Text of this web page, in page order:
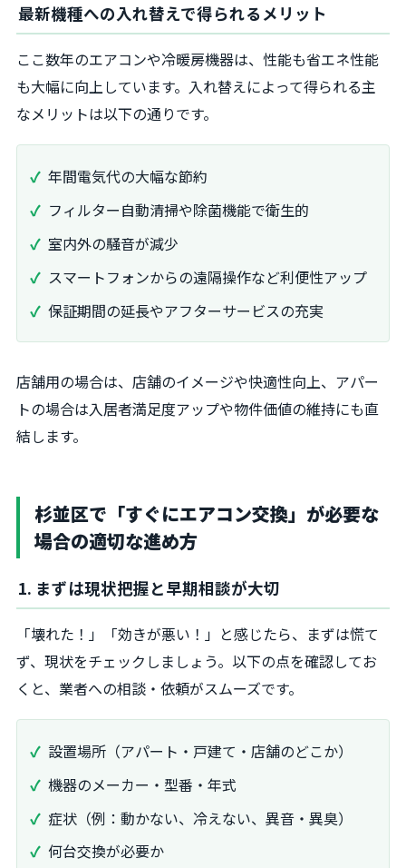
最新機種への入れ替えで得られるメリット
ここ数年のエアコンや冷暖房機器は、性能も省エネ性能
も大幅に向上しています。入れ替えによって得られる主
なメリットは以下の通りです。
年間電気代の大幅な節約
フィルター自動清掃や除菌機能で衛生的
室内外の騒音が減少
スマートフォンからの遠隔操作など利便性アップ
保証期間の延長やアフターサービスの充実
店舗用の場合は、店舗のイメージや快適性向上、アパー
トの場合は入居者満足度アップや物件価値の維持にも直
結します。
杉並区で「すぐにエアコン交換」が必要な
場合の適切な進め方
1. まずは現状把握と早期相談が大切
「壊れた！」「効きが悪い！」と感じたら、まずは慌て
ず、現状をチェックしましょう。以下の点を確認してお
くと、業者への相談・依頼がスムーズです。
設置場所（アパート・戸建て・店舗のどこか）
機器のメーカー・型番・年式
症状（例：動かない、冷えない、異音・異臭）
何台交換が必要か